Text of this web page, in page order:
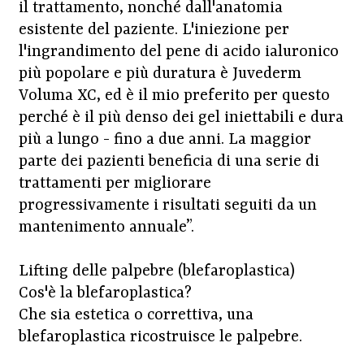
il trattamento, nonché dall'anatomia
esistente del paziente. L'iniezione per
l'ingrandimento del pene di acido ialuronico
più popolare e più duratura è Juvederm
Voluma XC, ed è il mio preferito per questo
perché è il più denso dei gel iniettabili e dura
più a lungo - fino a due anni. La maggior
parte dei pazienti beneficia di una serie di
trattamenti per migliorare
progressivamente i risultati seguiti da un
mantenimento annuale”.
Lifting delle palpebre (blefaroplastica)
Cos'è la blefaroplastica?
Che sia estetica o correttiva, una
blefaroplastica ricostruisce le palpebre.